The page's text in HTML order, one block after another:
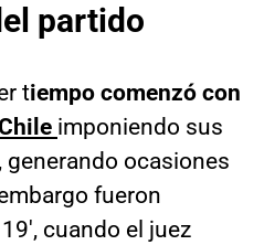
partido
tiempo comenzó con
imponiendo sus
ocasiones
fueron
cuando el juez